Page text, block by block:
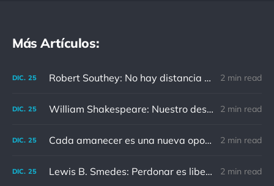
Más Artículos:
DIC. 25 Robert Southey: No hay distancia o tiempo que pueda disminuir la amistad de aquellos que están completamente convencidos del valor del otro 2 min read
DIC. 25 William Shakespeare: Nuestro destino está en las estrellas, así que levantemos nuestros ojos al cielo 2 min read
DIC. 25 Cada amanecer es una nueva oportunidad 2 min read
DIC. 25 Lewis B. Smedes: Perdonar es liberar a un prisionero y descubrir que el prisionero eras tú 2 min read